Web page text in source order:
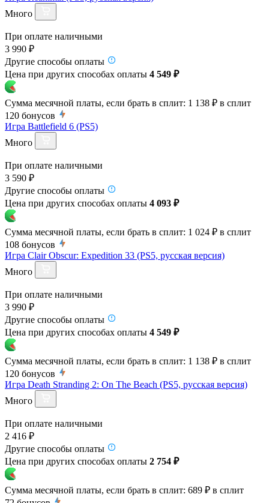
Много
При оплате наличными
3 990 ₽
Другие способы оплаты
Цена при других способах оплаты 4 549 ₽
Сумма месячной платы, если брать в сплит: 1 138 ₽ в сплит
120 бонусов
Игра Battlefield 6 (PS5)
Много
При оплате наличными
3 590 ₽
Другие способы оплаты
Цена при других способах оплаты 4 093 ₽
Сумма месячной платы, если брать в сплит: 1 024 ₽ в сплит
108 бонусов
Игра Clair Obscur: Expedition 33 (PS5, русская версия)
Много
При оплате наличными
3 990 ₽
Другие способы оплаты
Цена при других способах оплаты 4 549 ₽
Сумма месячной платы, если брать в сплит: 1 138 ₽ в сплит
120 бонусов
Игра Death Stranding 2: On The Beach (PS5, русская версия)
Много
При оплате наличными
2 416 ₽
Другие способы оплаты
Цена при других способах оплаты 2 754 ₽
Сумма месячной платы, если брать в сплит: 689 ₽ в сплит